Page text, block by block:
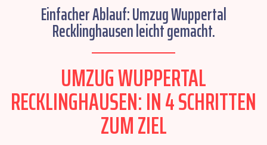
Einfacher Ablauf: Umzug Wuppertal
Recklinghausen leicht gemacht.
UMZUG WUPPERTAL
RECKLINGHAUSEN: IN 4 SCHRITTEN
ZUM ZIEL